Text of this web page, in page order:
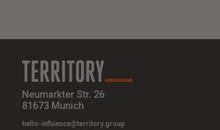
Neumarkter Str. 26
81673 Munich
hello-influence@territory.group